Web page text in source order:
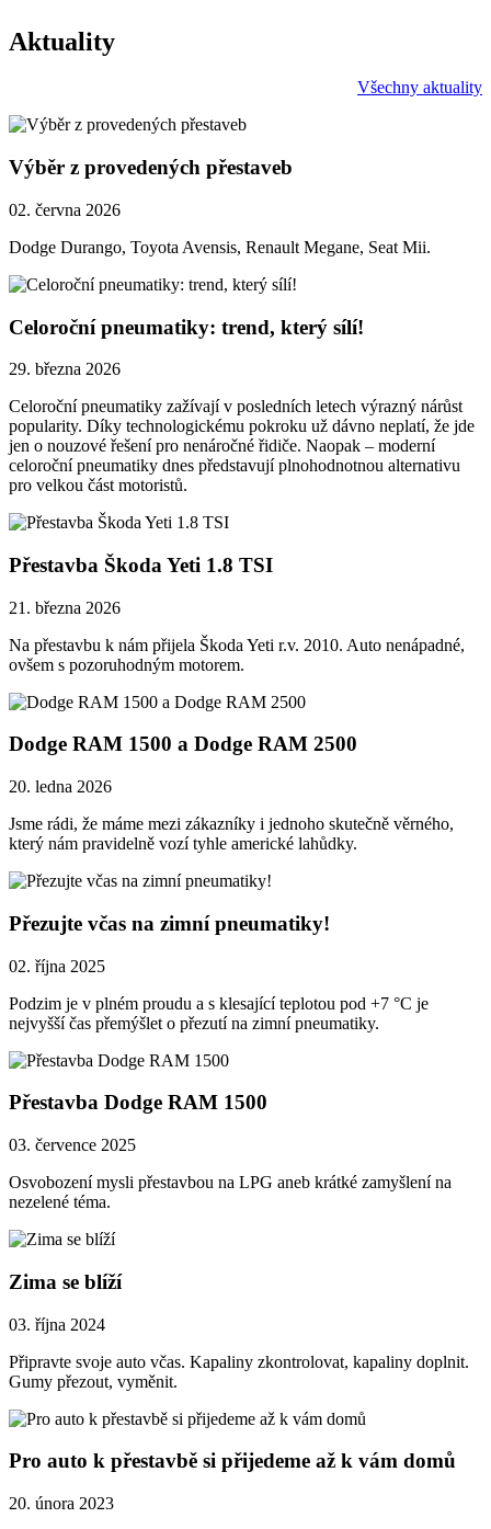
Aktuality
Všechny aktuality
Výběr z provedených přestaveb
02. června 2026
Dodge Durango, Toyota Avensis, Renault Megane, Seat Mii.
Celoroční pneumatiky: trend, který sílí!
29. března 2026
Celoroční pneumatiky zažívají v posledních letech výrazný nárůst
popularity. Díky technologickému pokroku už dávno neplatí, že jde
jen o nouzové řešení pro nenáročné řidiče. Naopak – moderní
celoroční pneumatiky dnes představují plnohodnotnou alternativu
pro velkou část motoristů.
Přestavba Škoda Yeti 1.8 TSI
21. března 2026
Na přestavbu k nám přijela Škoda Yeti r.v. 2010. Auto nenápadné,
ovšem s pozoruhodným motorem.
Dodge RAM 1500 a Dodge RAM 2500
20. ledna 2026
Jsme rádi, že máme mezi zákazníky i jednoho skutečně věrného,
který nám pravidelně vozí tyhle americké lahůdky.
Přezujte včas na zimní pneumatiky!
02. října 2025
Podzim je v plném proudu a s klesající teplotou pod +7 °C je
nejvyšší čas přemýšlet o přezutí na zimní pneumatiky.
Přestavba Dodge RAM 1500
03. července 2025
Osvobození mysli přestavbou na LPG aneb krátké zamyšlení na
nezelené téma.
Zima se blíží
03. října 2024
Připravte svoje auto včas. Kapaliny zkontrolovat, kapaliny doplnit.
Gumy přezout, vyměnit.
Pro auto k přestavbě si přijedeme až k vám domů
20. února 2023